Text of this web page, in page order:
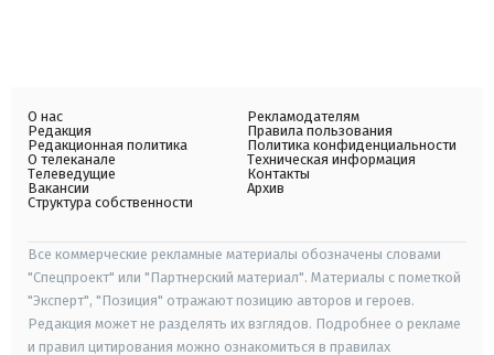
О нас
Редакция
Редакционная политика
О телеканале
Телеведущие
Вакансии
Структура собственности
Рекламодателям
Правила пользования
Политика конфиденциальности
Техническая информация
Контакты
Архив
Все коммерческие рекламные материалы обозначены словами
"Спецпроект" или "Партнерский материал". Материалы с пометкой
"Эксперт", "Позиция" отражают позицию авторов и героев.
Редакция может не разделять их взглядов. Подробнее о рекламе
и правил цитирования можно ознакомиться в правилах